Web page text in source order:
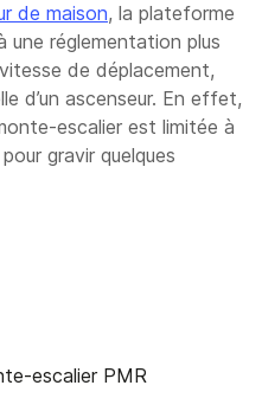
de maison, la plateforme
une réglementation plus
de déplacement,
d’un ascenseur. En effet,
escalier est limitée à
gravir quelques